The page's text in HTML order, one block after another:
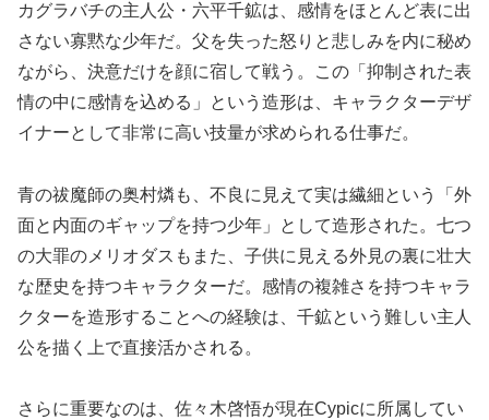
カグラバチの主人公・六平千鉱は、感情をほとんど表に出
さない寡黙な少年だ。父を失った怒りと悲しみを内に秘め
ながら、決意だけを顔に宿して戦う。この「抑制された表
情の中に感情を込める」という造形は、キャラクターデザ
イナーとして非常に高い技量が求められる仕事だ。
青の祓魔師の奥村燐も、不良に見えて実は繊細という「外
面と内面のギャップを持つ少年」として造形された。七つ
の大罪のメリオダスもまた、子供に見える外見の裏に壮大
な歴史を持つキャラクターだ。感情の複雑さを持つキャラ
クターを造形することへの経験は、千鉱という難しい主人
公を描く上で直接活かされる。
さらに重要なのは、佐々木啓悟が現在Cypicに所属してい